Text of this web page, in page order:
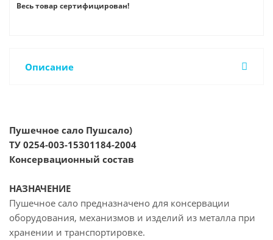
Весь товар сертифицирован!
Описание
Пушечное сало Пушсало)
ТУ 0254-003-15301184-2004
Консервационный состав
НАЗНАЧЕНИЕ
Пушечное сало предназначено для консервации
оборудования, механизмов и изделий из металла при
хранении и транспортировке.